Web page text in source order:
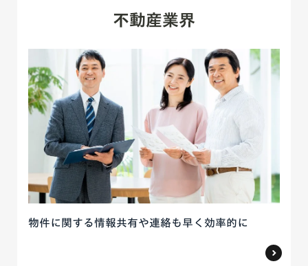
不動産業界
物件に関する情報共有や連絡も早く効率的に